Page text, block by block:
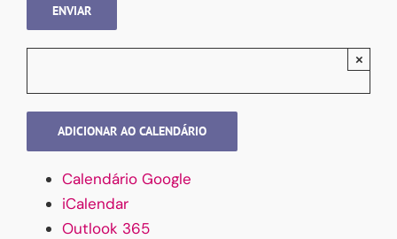
×
ADICIONAR AO CALENDÁRIO
Calendário Google
iCalendar
Outlook 365